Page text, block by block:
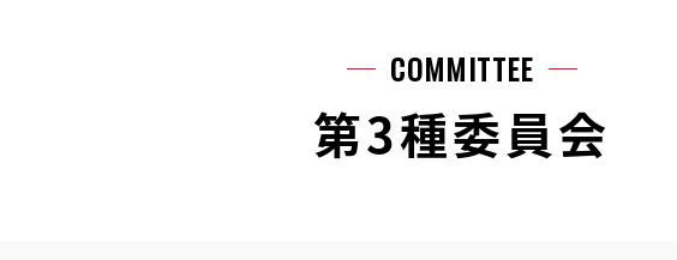
COMMITTEE
第3種委員会